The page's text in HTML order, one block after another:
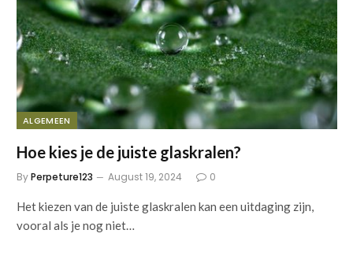
ALGEMEEN
Hoe kies je de juiste glaskralen?
ByPerpeture123 August 19, 2024 0
Het kiezen van de juiste glaskralen kan een uitdaging zijn,
vooral als je nog niet…